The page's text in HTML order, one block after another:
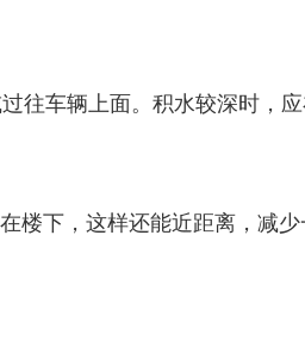
往车辆上面。积水较深时，
下，这样还能近距离，减少